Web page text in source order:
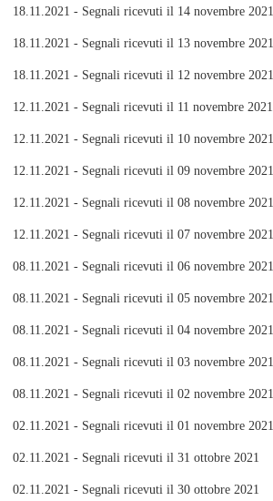
18.11.2021 - Segnali ricevuti il 14 novembre 2021
18.11.2021 - Segnali ricevuti il 13 novembre 2021
18.11.2021 - Segnali ricevuti il 12 novembre 2021
12.11.2021 - Segnali ricevuti il 11 novembre 2021
12.11.2021 - Segnali ricevuti il 10 novembre 2021
12.11.2021 - Segnali ricevuti il 09 novembre 2021
12.11.2021 - Segnali ricevuti il 08 novembre 2021
12.11.2021 - Segnali ricevuti il 07 novembre 2021
08.11.2021 - Segnali ricevuti il 06 novembre 2021
08.11.2021 - Segnali ricevuti il 05 novembre 2021
08.11.2021 - Segnali ricevuti il 04 novembre 2021
08.11.2021 - Segnali ricevuti il 03 novembre 2021
08.11.2021 - Segnali ricevuti il 02 novembre 2021
02.11.2021 - Segnali ricevuti il 01 novembre 2021
02.11.2021 - Segnali ricevuti il 31 ottobre 2021
02.11.2021 - Segnali ricevuti il 30 ottobre 2021